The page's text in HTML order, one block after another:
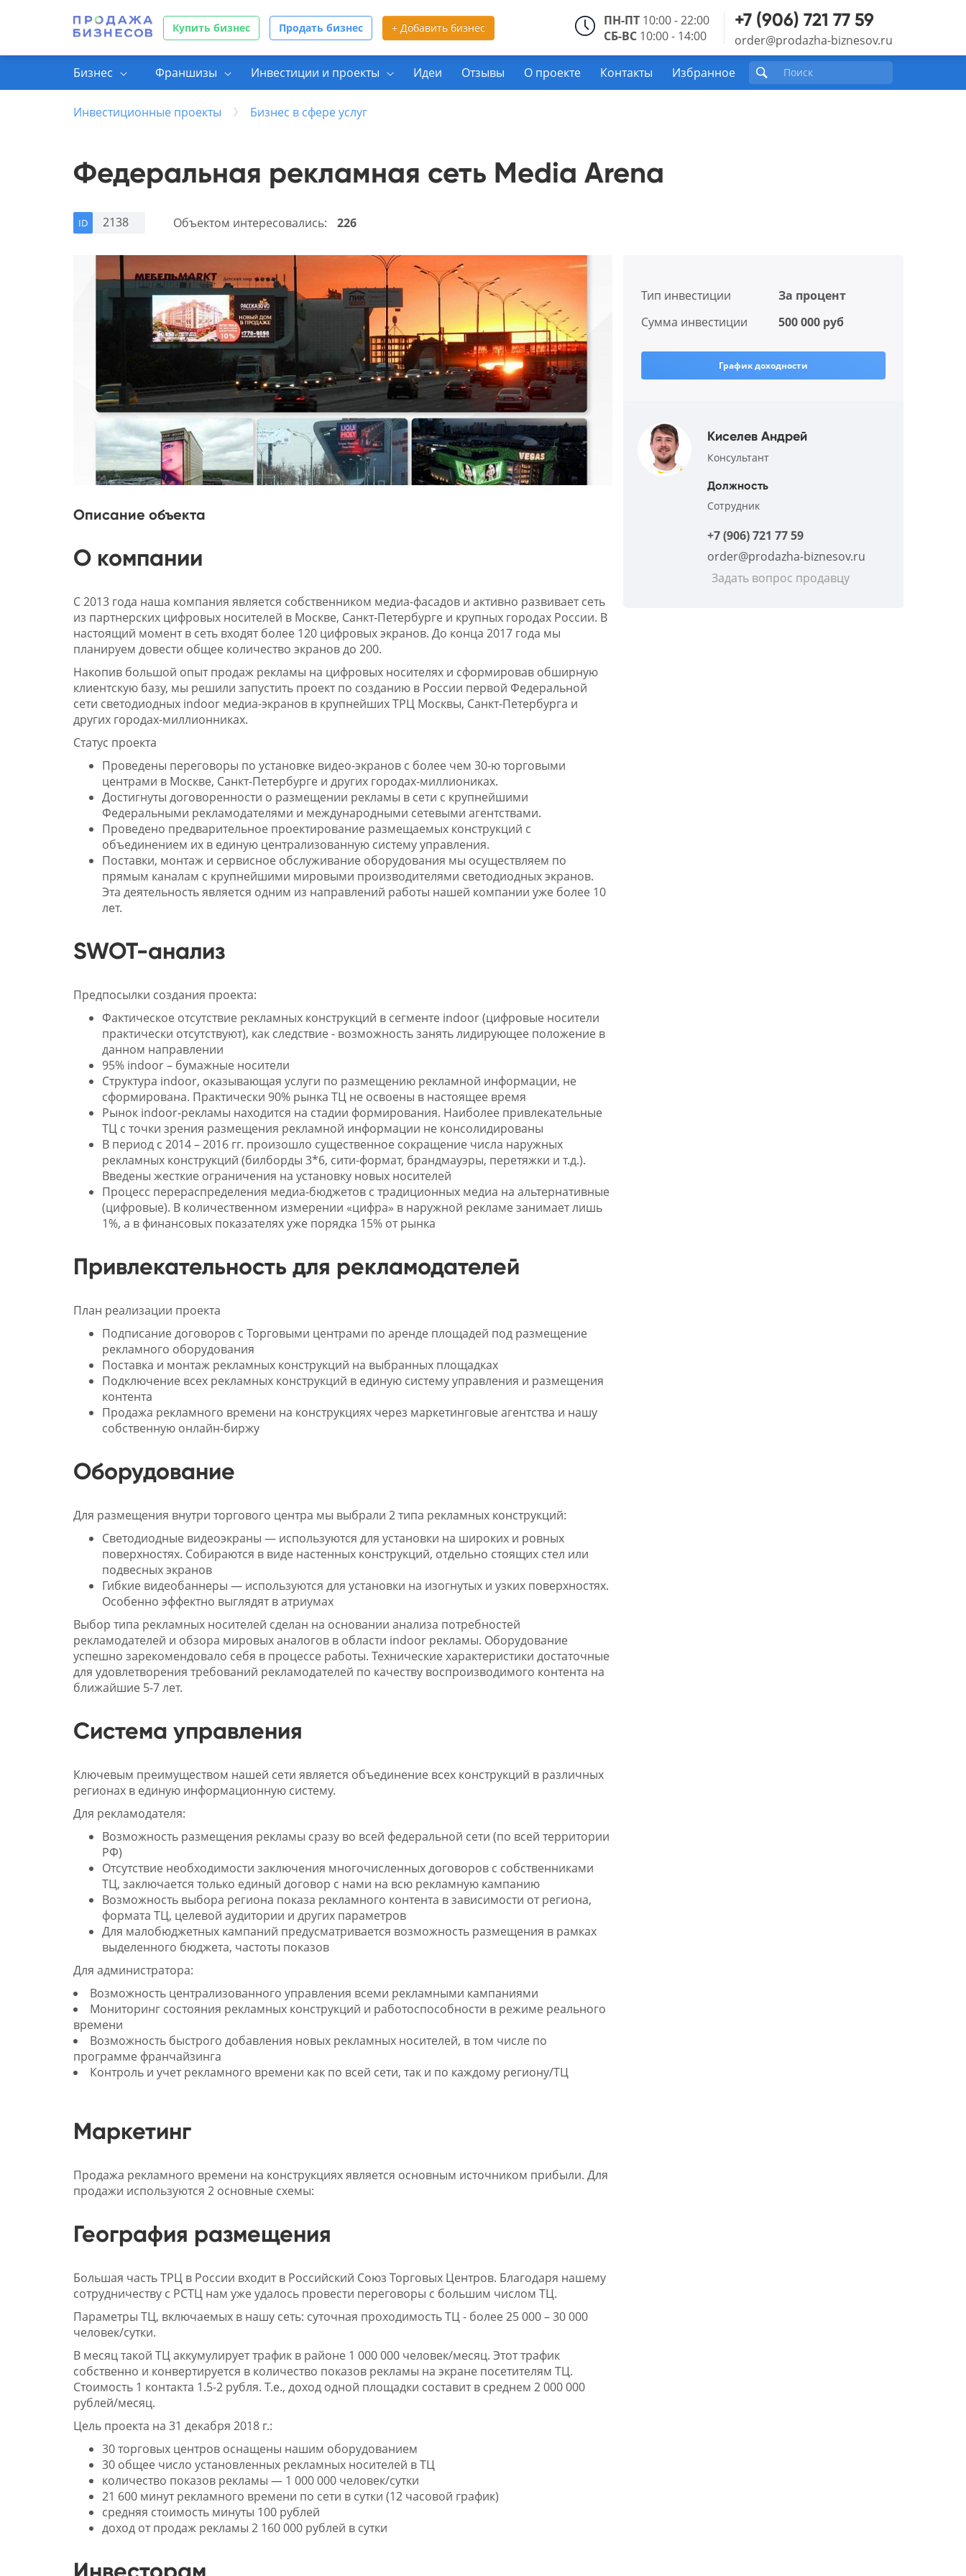
Купить бизнес Продать бизнес + Добавить бизнес ПН-ПТ 10:00 - 22:00
СБ-ВС 10:00 - 14:00
+7 (906) 721 77 59
order@prodazha-biznesov.ru
Бизнес Франшизы Инвестиции и проекты Идеи Отзывы О проекте Контакты Избранное
Инвестиционные проекты Бизнес в сфере услуг
Федеральная рекламная сеть Media Arena
ID 2138 Объектом интересовались: 226
Описание объекта
О компании
С 2013 года наша компания является собственником медиа-фасадов и активно развивает сеть
из партнерских цифровых носителей в Москве, Санкт-Петербурге и крупных городах России. В
настоящий момент в сеть входят более 120 цифровых экранов. До конца 2017 года мы
планируем довести общее количество экранов до 200.
Накопив большой опыт продаж рекламы на цифровых носителях и сформировав обширную
клиентскую базу, мы решили запустить проект по созданию в России первой Федеральной
сети светодиодных indoor медиа-экранов в крупнейших ТРЦ Москвы, Санкт-Петербурга и
других городах-миллионниках.
Статус проекта
Проведены переговоры по установке видео-экранов с более чем 30-ю торговыми
центрами в Москве, Санкт-Петербурге и других городах-миллиониках.
Достигнуты договоренности о размещении рекламы в сети с крупнейшими
Федеральными рекламодателями и международными сетевыми агентствами.
Проведено предварительное проектирование размещаемых конструкций с
объединением их в единую централизованную систему управления.
Поставки, монтаж и сервисное обслуживание оборудования мы осуществляем по
прямым каналам с крупнейшими мировыми производителями светодиодных экранов.
Эта деятельность является одним из направлений работы нашей компании уже более 10
лет.
SWOT-анализ
Предпосылки создания проекта:
Фактическое отсутствие рекламных конструкций в сегменте indoor (цифровые носители
практически отсутствуют), как следствие - возможность занять лидирующее положение в
данном направлении
95% indoor – бумажные носители
Структура indoor, оказывающая услуги по размещению рекламной информации, не
сформирована. Практически 90% рынка ТЦ не освоены в настоящее время
Рынок indoor-рекламы находится на стадии формирования. Наиболее привлекательные
ТЦ с точки зрения размещения рекламной информации не консолидированы
В период с 2014 – 2016 гг. произошло существенное сокращение числа наружных
рекламных конструкций (билборды 3*6, сити-формат, брандмауэры, перетяжки и т.д.).
Введены жесткие ограничения на установку новых носителей
Процесс перераспределения медиа-бюджетов с традиционных медиа на альтернативные
(цифровые). В количественном измерении «цифра» в наружной рекламе занимает лишь
1%, а в финансовых показателях уже порядка 15% от рынка
Привлекательность для рекламодателей
План реализации проекта
Подписание договоров с Торговыми центрами по аренде площадей под размещение
рекламного оборудования
Поставка и монтаж рекламных конструкций на выбранных площадках
Подключение всех рекламных конструкций в единую систему управления и размещения
контента
Продажа рекламного времени на конструкциях через маркетинговые агентства и нашу
собственную онлайн-биржу
Оборудование
Для размещения внутри торгового центра мы выбрали 2 типа рекламных конструкций:
Светодиодные видеоэкраны — используются для установки на широких и ровных
поверхностях. Собираются в виде настенных конструкций, отдельно стоящих стел или
подвесных экранов
Гибкие видеобаннеры — используются для установки на изогнутых и узких поверхностях.
Особенно эффектно выглядят в атриумах
Выбор типа рекламных носителей сделан на основании анализа потребностей
рекламодателей и обзора мировых аналогов в области indoor рекламы. Оборудование
успешно зарекомендовало себя в процессе работы. Технические характеристики достаточные
для удовлетворения требований рекламодателей по качеству воспроизводимого контента на
ближайшие 5-7 лет.
Система управления
Ключевым преимуществом нашей сети является объединение всех конструкций в различных
регионах в единую информационную систему.
Для рекламодателя:
Возможность размещения рекламы сразу во всей федеральной сети (по всей территории
РФ)
Отсутствие необходимости заключения многочисленных договоров с собственниками
ТЦ, заключается только единый договор с нами на всю рекламную кампанию
Возможность выбора региона показа рекламного контента в зависимости от региона,
формата ТЦ, целевой аудитории и других параметров
Для малобюджетных кампаний предусматривается возможность размещения в рамках
выделенного бюджета, частоты показов
Для администратора:
Возможность централизованного управления всеми рекламными кампаниями
Мониторинг состояния рекламных конструкций и работоспособности в режиме реального
времени
Возможность быстрого добавления новых рекламных носителей, в том числе по
программе франчайзинга
Контроль и учет рекламного времени как по всей сети, так и по каждому региону/ТЦ
Маркетинг
Продажа рекламного времени на конструкциях является основным источником прибыли. Для
продажи используются 2 основные схемы:
География размещения
Большая часть ТРЦ в России входит в Российский Союз Торговых Центров. Благодаря нашему
сотрудничеству с РСТЦ нам уже удалось провести переговоры с большим числом ТЦ.
Параметры ТЦ, включаемых в нашу сеть: суточная проходимость ТЦ - более 25 000 – 30 000
человек/сутки.
В месяц такой ТЦ аккумулирует трафик в районе 1 000 000 человек/месяц. Этот трафик
собственно и конвертируется в количество показов рекламы на экране посетителям ТЦ.
Стоимость 1 контакта 1.5-2 рубля. Т.е., доход одной площадки составит в среднем 2 000 000
рублей/месяц.
Цель проекта на 31 декабря 2018 г.:
30 торговых центров оснащены нашим оборудованием
30 общее число установленных рекламных носителей в ТЦ
количество показов рекламы — 1 000 000 человек/сутки
21 600 минут рекламного времени по сети в сутки (12 часовой график)
средняя стоимость минуты 100 рублей
доход от продаж рекламы 2 160 000 рублей в сутки
Тип инвестиции
За процент
Сумма инвестиции
500 000 руб
График доходности
Киселев Андрей
Консультант
Должность
Сотрудник
+7 (906) 721 77 59
order@prodazha-biznesov.ru
Задать вопрос продавцу